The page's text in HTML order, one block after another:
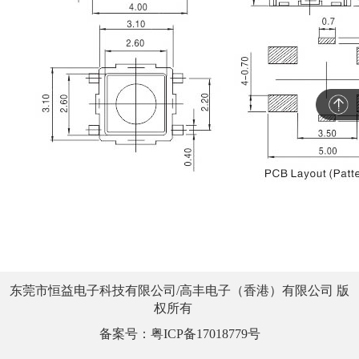
东莞市恒益电子科技有限公司/高丰电子（香港）有限公司 版
权所有
备案号：粤ICP备17018779号